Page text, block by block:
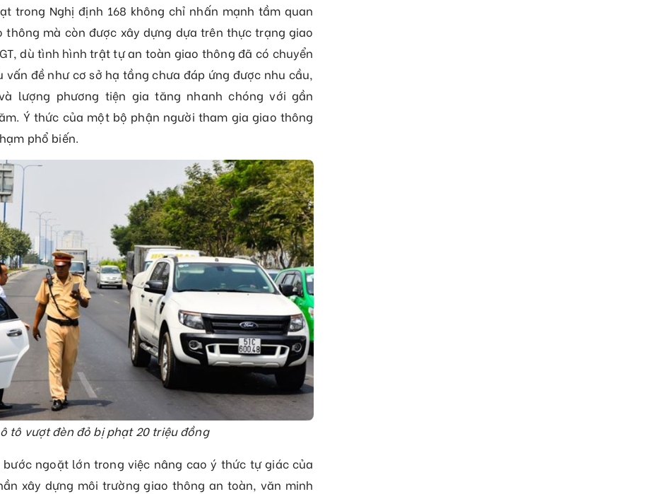
trong Nghị định 168 không chỉ nhấn mạnh tầm quan
mà còn được xây dựng dựa trên thực trạng giao
dù tình hình trật tự an toàn giao thông đã có chuyển
đề như cơ sở hạ tầng chưa đáp ứng được nhu cầu,
lượng phương tiện gia tăng nhanh chóng với gần
Ý thức của một bộ phận người tham gia giao thông
phổ biến.
tô vượt đèn đỏ bị phạt 20 triệu đồng
ngoặt lớn trong việc nâng cao ý thức tự giác của
xây dựng môi trường giao thông an toàn, văn minh